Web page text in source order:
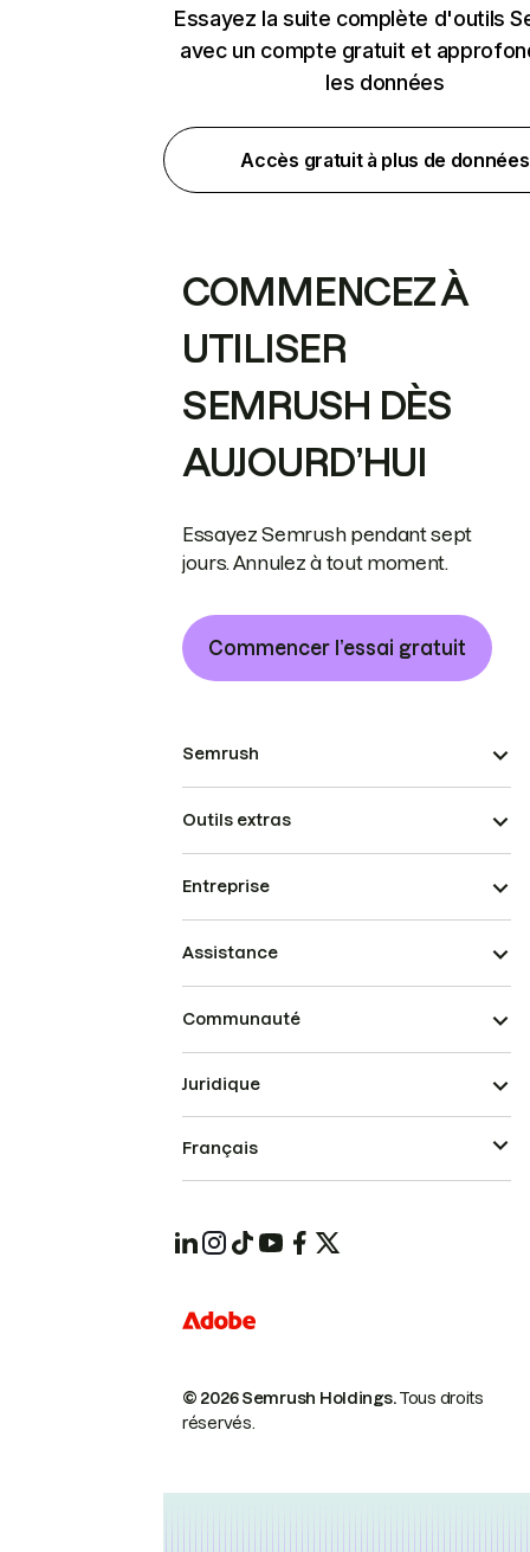
Essayez la suite complète d'outils
avec un compte gratuit et
les données
Accès gratuit à plus de données
COMMENCEZ À
UTILISER
SEMRUSH DÈS
AUJOURD’HUI
Essayez Semrush pendant sept
jours. Annulez à tout moment.
Commencer l’essai gratuit
Semrush
Outils extras
Entreprise
Assistance
Communauté
© 2026 Semrush Holdings.Tous droits
réservés.
Juridique
Français